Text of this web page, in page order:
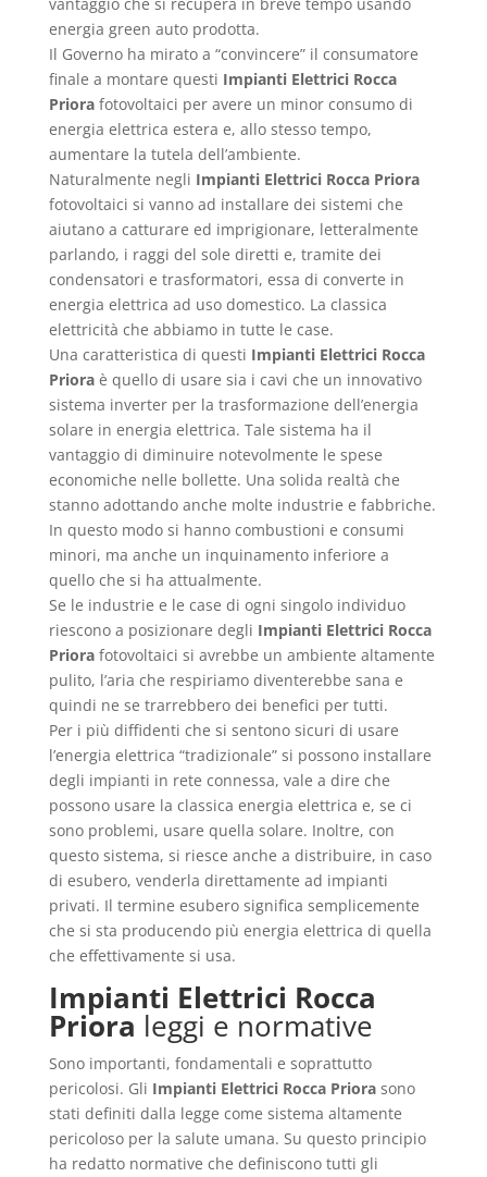
vantaggio che si recupera in breve tempo usando
energia green auto prodotta.
Il Governo ha mirato a “convincere” il consumatore
finale a montare questi Impianti Elettrici Rocca
Priorafotovoltaici per avere un minor consumo di
energia elettrica estera e, allo stesso tempo,
aumentare la tutela dell’ambiente.
Naturalmente negli Impianti Elettrici Rocca Priora
fotovoltaici si vanno ad installare dei sistemi che
aiutano a catturare ed imprigionare, letteralmente
parlando, i raggi del sole diretti e, tramite dei
condensatori e trasformatori, essa di converte in
energia elettrica ad uso domestico. La classica
elettricità che abbiamo in tutte le case.
Una caratteristica di questi Impianti Elettrici Rocca
Prioraè quello di usare sia i cavi che un innovativo
sistema inverter per la trasformazione dell’energia
solare in energia elettrica. Tale sistema ha il
vantaggio di diminuire notevolmente le spese
economiche nelle bollette. Una solida realtà che
stanno adottando anche molte industrie e fabbriche.
In questo modo si hanno combustioni e consumi
minori, ma anche un inquinamento inferiore a
quello che si ha attualmente.
Se le industrie e le case di ogni singolo individuo
riescono a posizionare degli Impianti Elettrici Rocca
Priorafotovoltaici si avrebbe un ambiente altamente
pulito, l’aria che respiriamo diventerebbe sana e
quindi ne se trarrebbero dei benefici per tutti.
Per i più diffidenti che si sentono sicuri di usare
l’energia elettrica “tradizionale” si possono installare
degli impianti in rete connessa, vale a dire che
possono usare la classica energia elettrica e, se ci
sono problemi, usare quella solare. Inoltre, con
questo sistema, si riesce anche a distribuire, in caso
di esubero, venderla direttamente ad impianti
privati. Il termine esubero significa semplicemente
che si sta producendo più energia elettrica di quella
che effettivamente si usa.
Impianti Elettrici Rocca
Priora leggi e normative
Sono importanti, fondamentali e soprattutto
pericolosi. Gli Impianti Elettrici Rocca Priorasono
stati definiti dalla legge come sistema altamente
pericoloso per la salute umana. Su questo principio
ha redatto normative che definiscono tutti gli